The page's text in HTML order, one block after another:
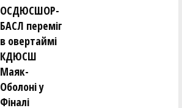
ОСДЮСШОР-
БАСЛ переміг
в овертаймі
КДЮСШ
Маяк-
Оболоні у
Фіналі